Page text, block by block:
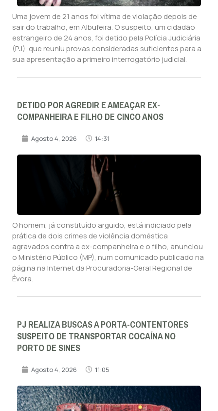
Uma jovem de 21 anos foi vítima de violação depois de
sair do trabalho, em Albufeira. O suspeito, um cidadão
estrangeiro de 24 anos, foi detido pela Polícia Judiciária
(PJ), que reuniu provas consideradas suficientes para a
sua apresentação a primeiro interrogatório judicial.
DETIDO POR AGREDIR E AMEAÇAR EX-
COMPANHEIRA E FILHO DE CINCO ANOS
Agosto 4, 2026 14:31
O homem, já constituído arguido, está indiciado pela
prática de dois crimes de violência doméstica
agravados contra a ex-companheira e o filho, anunciou
o Ministério Público (MP), num comunicado publicado na
página na Internet da Procuradoria-Geral Regional de
Évora.
PJ REALIZA BUSCAS A PORTA-CONTENTORES
SUSPEITO DE TRANSPORTAR COCAÍNA NO
PORTO DE SINES
Agosto 4, 2026 11:05